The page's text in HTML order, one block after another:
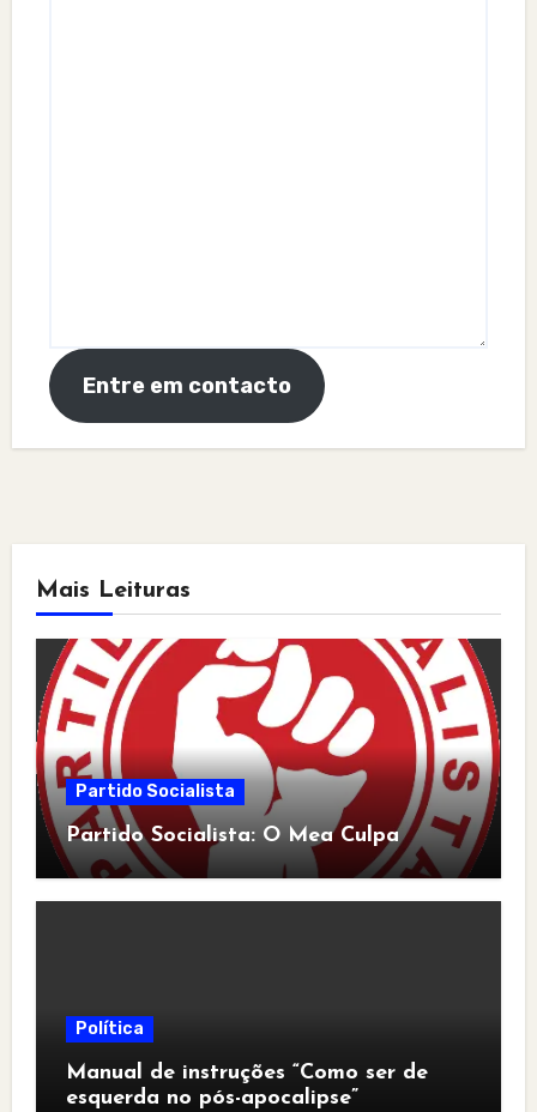
Entre em contacto
Mais Leituras
Partido Socialista
Partido Socialista: O Mea Culpa
Política
Manual de instruções “Como ser de
esquerda no pós-apocalipse”